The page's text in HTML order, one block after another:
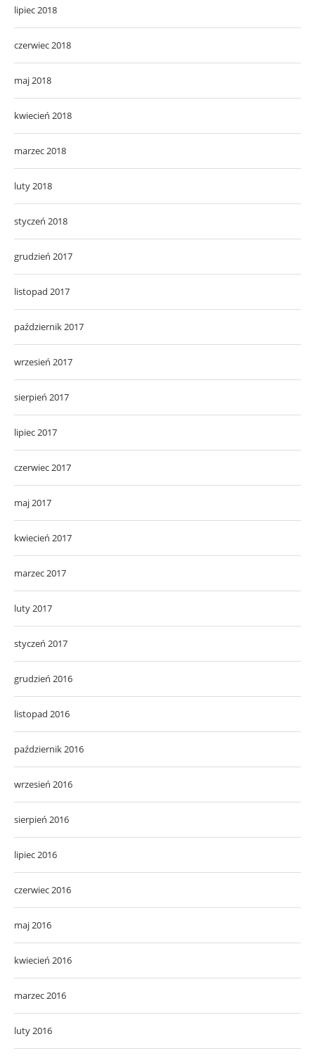
lipiec 2018
czerwiec 2018
maj 2018
kwiecień 2018
marzec 2018
luty 2018
styczeń 2018
grudzień 2017
listopad 2017
październik 2017
wrzesień 2017
sierpień 2017
lipiec 2017
czerwiec 2017
maj 2017
kwiecień 2017
marzec 2017
luty 2017
styczeń 2017
grudzień 2016
listopad 2016
październik 2016
wrzesień 2016
sierpień 2016
lipiec 2016
czerwiec 2016
maj 2016
kwiecień 2016
marzec 2016
luty 2016